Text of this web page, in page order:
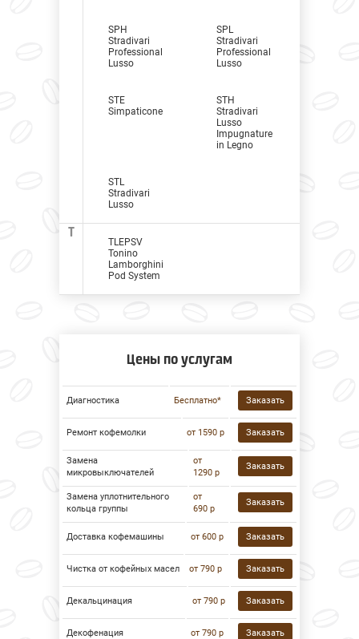
SPH
Stradivari
Professional
Lusso
SPL
Stradivari
Professional
Lusso
STE
Simpaticone
STH
Stradivari
Lusso
Impugnature
in Legno
STL
Stradivari
Lusso
T
TLEPSV
Tonino
Lamborghini
Pod System
Цены по услугам
Диагностика Бесплатно* Заказать
Ремонт кофемолки от 1590 р Заказать
Замена
микровыключателей
от
1290 р
Заказать
Замена уплотнительного
кольца группы
от
690 р
Заказать
Доставка кофемашины от 600 р Заказать
Чистка от кофейных масел от 790 р Заказать
Декальцинация от 790 р Заказать
Декофенация от 790 р Заказать